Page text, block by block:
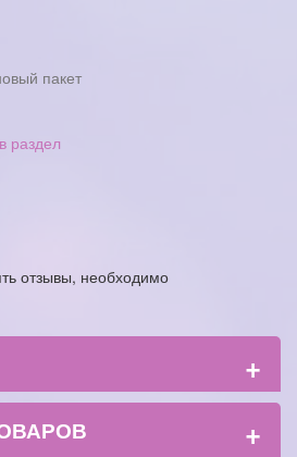
пакет
раздел
отзывы, необходимо
+
+